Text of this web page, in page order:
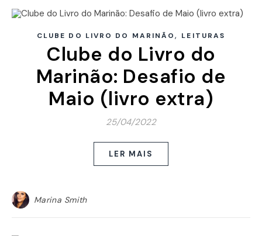
CLUBE DO LIVRO DO MARINÃO, LEITURAS
Clube do Livro do
Marinão: Desafio de
Maio (livro extra)
25/04/2022
LER MAIS
Marina Smith